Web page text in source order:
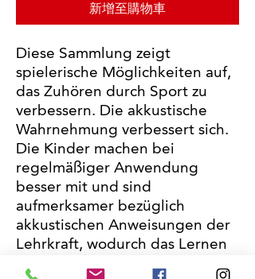
新增至購物車
Diese Sammlung zeigt
spielerische Möglichkeiten auf,
das Zuhören durch Sport zu
verbessern. Die akkustische
Wahrnehmung verbessert sich.
Die Kinder machen bei
regelmäßiger Anwendung
besser mit und sind
aufmerksamer bezüglich
akkustischen Anweisungen der
Lehrkraft, wodurch das Lernen